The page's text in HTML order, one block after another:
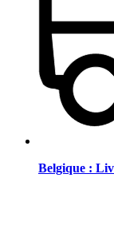
Belgique :